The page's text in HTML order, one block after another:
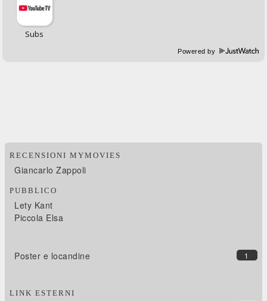
Powered by
RECENSIONI MYMOVIES
Giancarlo Zappoli
PUBBLICO
Lety Kant
Piccola Elsa
1
Poster e locandine
LINK ESTERNI